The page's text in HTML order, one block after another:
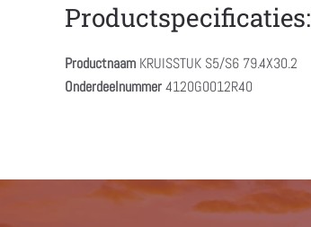
Productspecificaties:
Productnaam KRUISSTUK S5/S6 79.4X30.2
Onderdeelnummer4120G0012R40